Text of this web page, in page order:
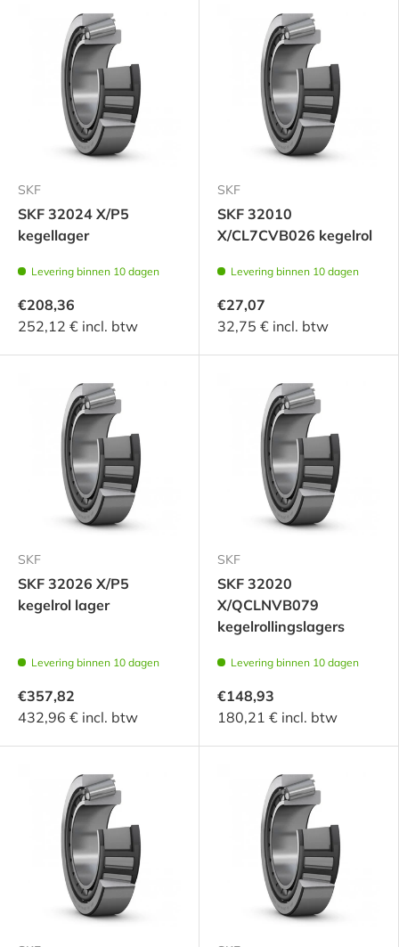
SKF
SKF 32024 X/P5
kegellager
Levering binnen 10 dagen
€208,36
252,12 € incl. btw
SKF
SKF 32010
X/CL7CVB026 kegelrol
Levering binnen 10 dagen
€27,07
32,75 € incl. btw
SKF
SKF 32026 X/P5
kegelrol lager
Levering binnen 10 dagen
€357,82
432,96 € incl. btw
SKF
SKF 32020
X/QCLNVB079
kegelrollingslagers
Levering binnen 10 dagen
€148,93
180,21 € incl. btw